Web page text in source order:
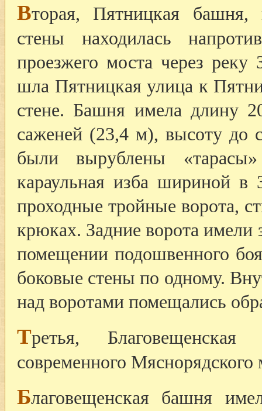
Вторая, Пятницкая башня,
стены находилась
проезжего моста через реку
шла Пятницкая улица к
стене. Башня имела длину
саженей (23,4 м), высоту до
были вырублены
караульная изба шириной
проходные тройные ворота,
крюках. Задние ворота
помещении подошвенного
боковые стены по одному.
над воротами помещались
Третья,
современного Мяснорядского
Благовещенская башня